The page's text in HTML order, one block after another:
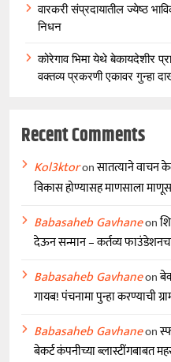
वारकरी संप्रदायातील ज्येष्ठ
निधन
कोरेगाव भिमा येथे बेकायदेशीर
वक्तव्य प्रकरणी एकावर गुन्हा
Recent Comments
Kol3ktoronसातत्याने वाचन
विकास होण्यासह माणसाला
Babasaheb Gavhaneon
देऊन सन्मान – कर्तव्य
Babasaheb Gavhaneon
गायब! पंचनामा पुन्हा करण्याची
Babasaheb Gavhaneon
बेकर्ट कंपनीच्या ब्लास्टींगबाबत